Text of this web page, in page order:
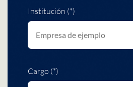
Institución (*)
Cargo (*)